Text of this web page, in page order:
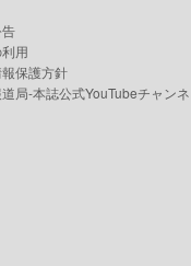
用
保護方針
局-本誌公式YouTubeチャンネ